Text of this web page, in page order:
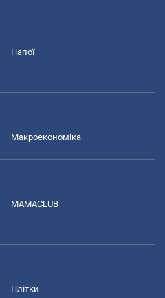
Напої
Макроекономіка
MAMACLUB
Плітки